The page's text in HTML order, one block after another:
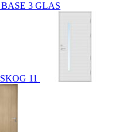
BASE 3 GLAS
SKOG 11